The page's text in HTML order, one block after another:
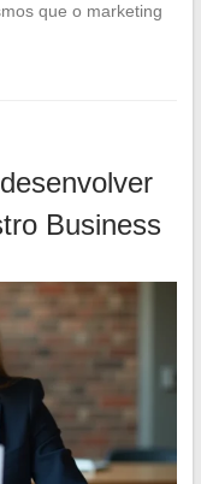
que o marketing
Business